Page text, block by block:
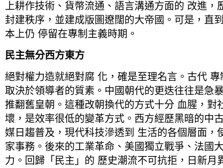
上耕作技術、貨幣流通、語言溝通方面的 改進
封建秩序，並建成版圖遼闊的大帝國。可是，直
本上仍 停留在專制主義時期。
民主無分西方東方
絕對權力造就絕對腐 化，確是至理名言。古代
取決於領導者的質素。中國朝代的更迭往往是急
推翻舊皇朝。這種改朝換代的方式十分 血腥，對
壞，是效率很低的變革方式。西方經歷黑暗的中
媒日趨普及，現代科技滲透到 生活的各個層面，
家事務。後來的工業革命、美國獨立戰爭、法國
力。回歸「民主」的 歷史潮流不可抗拒，日新月